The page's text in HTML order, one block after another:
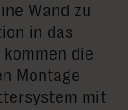
Wand zu
in das
die
Montage
mit